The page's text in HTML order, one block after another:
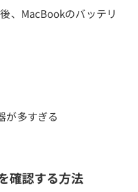
、MacBookのバッテリ
が多すぎる
確認する方法